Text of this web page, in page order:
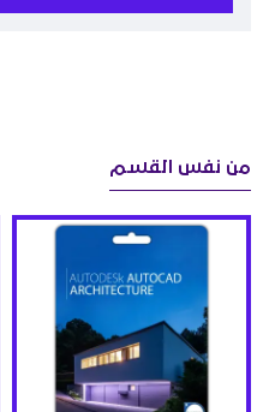
من نفس القسم